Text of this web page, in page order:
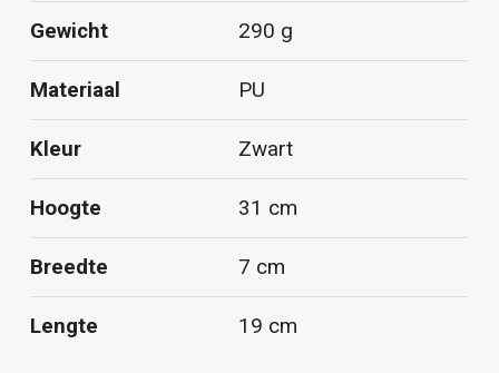
Gewicht 290 g
Materiaal PU
Kleur Zwart
Hoogte 31 cm
Breedte 7 cm
Lengte 19 cm